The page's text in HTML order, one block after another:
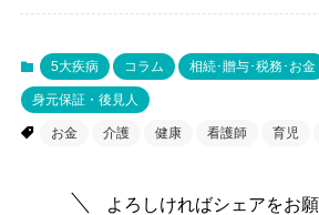
5大疾病 コラム 相続･贈与･税務･お金
身元保証・後見人
お金 介護 健康 看護師 育児
よろしければシェアをお